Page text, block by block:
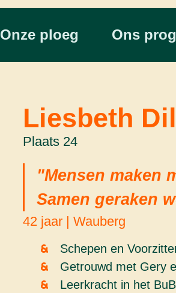
Onze ploeg Ons
Liesbeth
Plaats 24
"Mensen maken
Samen geraken
42 jaar | Wauberg
Schepen en
Getrouwd met Gery
Leerkracht in het